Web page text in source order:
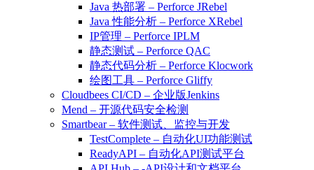
Java 热部署 – Perforce JRebel
Java 性能分析 – Perforce XRebel
IP管理 – Perforce IPLM
静态测试 – Perforce QAC
静态代码分析 – Perforce Klocwork
绘图工具 – Perforce Gliffy
Cloudbees CI/CD – 企业版Jenkins
Mend – 开源代码安全检测
Smartbear – 软件测试、监控与开发
TestComplete – 自动化UI功能测试
ReadyAPI – 自动化API测试平台